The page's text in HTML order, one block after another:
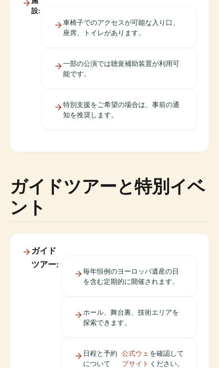
設:
車椅子でのアクセスが可能な入り口、
座席、トイレがあります。
一部の公演では聴覚補助装置が利用可
能です。
特別支援をご希望の場合は、事前の通
知を推奨します。
ガイドツアーと特別イベ
ント
ガイド
ツアー:
毎年恒例のヨーロッパ遺産の日
を含む定期的に開催されます。
ホール、舞台裏、技術エリアを
探索できます。
日程と予約
について
公式ウェ
ブサイト
を確認して
ください。